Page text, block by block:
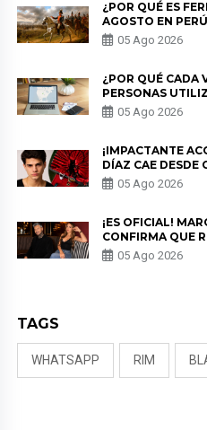
¿POR QUÉ ES
AGOSTO EN
HISTORIA
05 Ago 2026
¿POR QUÉ CADA
PERSONAS
PARA PROTEGER
PRIVACIDAD?
05 Ago 2026
¡IMPACTANTE
DÍAZ CAE DESDE
EN “ESTO ES
PREOCUPACIÓN
05 Ago 2026
¡ES OFICIAL!
CONFIRMA QUE
MILETT
PUDO MÁS”
05 Ago 2026
TAGS
WHATSAPP RIM